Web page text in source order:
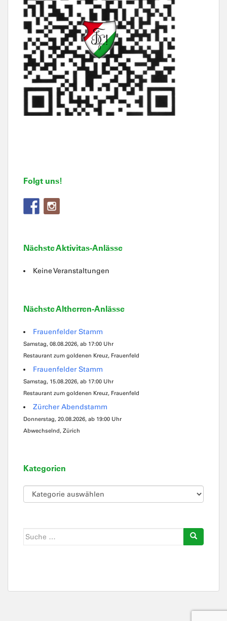
Folgt uns!
Nächste Aktivitas-Anlässe
Keine Veranstaltungen
Nächste Altherren-Anlässe
Frauenfelder Stamm
Samstag, 08.08.2026, ab 17:00 Uhr
Restaurant zum goldenen Kreuz, Frauenfeld
Frauenfelder Stamm
Samstag, 15.08.2026, ab 17:00 Uhr
Restaurant zum goldenen Kreuz, Frauenfeld
Zürcher Abendstamm
Donnerstag, 20.08.2026, ab 19:00 Uhr
Abwechselnd, Zürich
Kategorien
Kategorien
Suche